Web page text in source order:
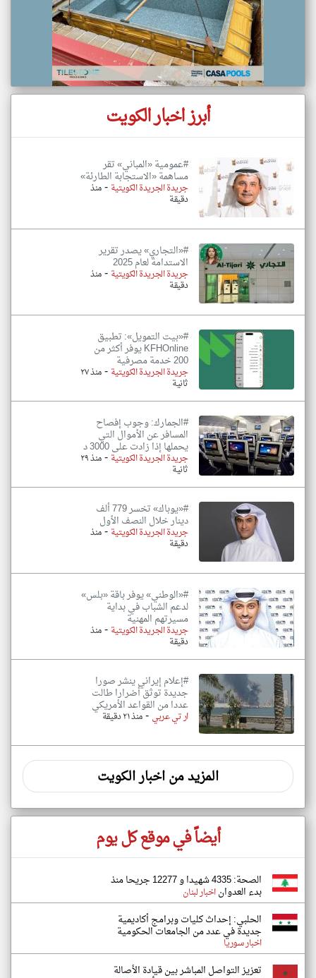
أبرز اخبار الكويت
#عمومية «المباني» تقر
مساهمة «الاستجابة الطارئة»
جريدة الجريدة الكويتية -منذ
دقيقة
#«التجاري» يصدر تقرير
الاستدامة لعام 2025
جريدة الجريدة الكويتية -منذ
دقيقة
#«بيت التمويل»: تطبيق
KFHOnline يوفر أكثر من
200 خدمة مصرفية
جريدة الجريدة الكويتية - منذ ٢٧
ثانية
#الجمارك: وجوب إفصاح
المسافر عن الأموال التي
يحملها إذا زادت على 3000 د
جريدة الجريدة الكويتية - منذ ٢٩
ثانية
#«يوباك» تخسر 779 ألف
دينار خلال النصف الأول
جريدة الجريدة الكويتية-منذ
دقيقة
#«الوطني» يوفر باقة «بلس»
لدعم الشباب في بداية
مسيرتهم المهنية
جريدة الجريدة الكويتية -منذ
دقيقة
#إعلام إيراني ينشر صورا
جديدة توثق أضرارا طالت
عددا من القواعد الأمريكي
ار تي عربي -منذ ٢١ دقيقة
المزيد من اخبار الكويت
أيضاً في موقع كل يوم
الصحة: 4335 شهيدا و 12277 جريحا منذ
بدء العدواناخبار لبنان
الحلبي: إحداث كليات وبرامج أكاديمية
جديدة في عدد من الجامعات الحكومية
اخبار سوريا
تعزيز التواصل المباشر بين قيادة الأصالة